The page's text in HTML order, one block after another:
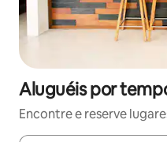
Aluguéis por
Encontre e reserve